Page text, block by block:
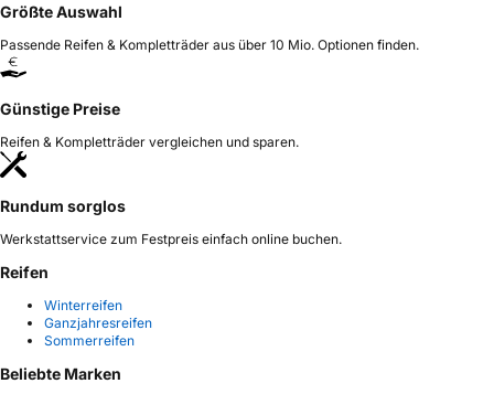
Größte Auswahl
Passende Reifen & Kompletträder aus über 10 Mio. Optionen finden.
Günstige Preise
Reifen & Kompletträder vergleichen und sparen.
Rundum sorglos
Werkstattservice zum Festpreis einfach online buchen.
Reifen
Winterreifen
Ganzjahresreifen
Sommerreifen
Beliebte Marken